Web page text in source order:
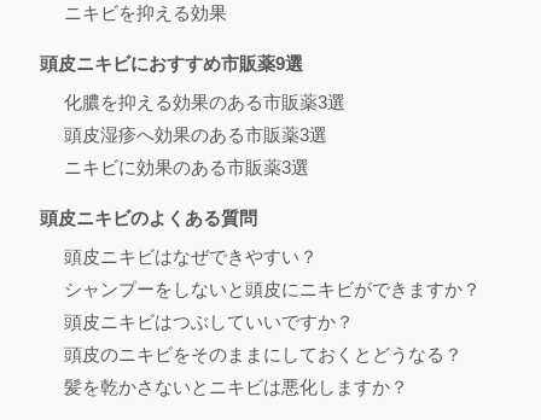
ニキビを抑える効果
頭皮ニキビにおすすめ市販薬9選
化膿を抑える効果のある市販薬3選
頭皮湿疹へ効果のある市販薬3選
ニキビに効果のある市販薬3選
頭皮ニキビのよくある質問
頭皮ニキビはなぜできやすい？
シャンプーをしないと頭皮にニキビができますか？
頭皮ニキビはつぶしていいですか？
頭皮のニキビをそのままにしておくとどうなる？
髪を乾かさないとニキビは悪化しますか？